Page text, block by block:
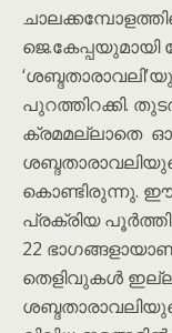
ജെ.കേപ്പയുമായി
പുറത്തിറക്കി.
ക്രമമല്ലാതെ
കൊണ്ടിരുന്നു. ഈ
പ്രക്രിയ
22
തെളിവുകൾ